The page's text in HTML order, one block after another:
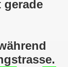
gerade
Euro
am Platz der
auf dem